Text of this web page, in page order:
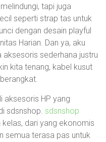
tapi juga
seperti strap tas untuk
dengan desain playful
Harian. Dan ya, aku
sederhana justru
kita tenang, kabel kusut
aksesoris HP yang
sdsnshop. sdsnshop
dari yang ekonomis
semua terasa pas untuk